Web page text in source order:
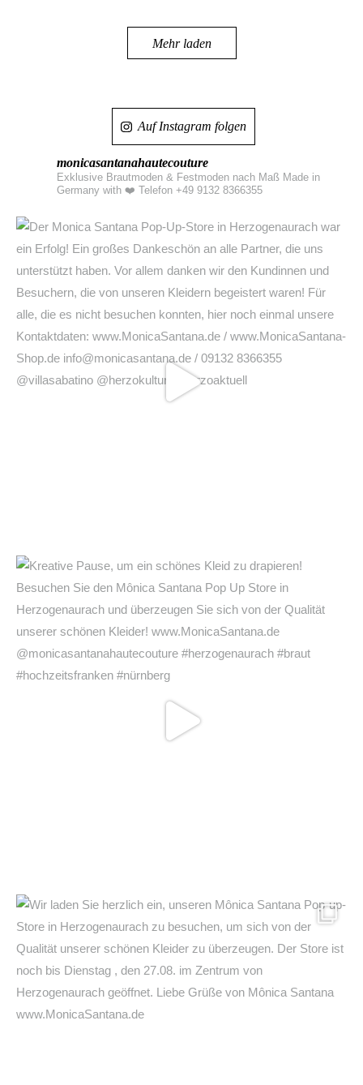
Mehr laden
Auf Instagram folgen
monicasantanahautecouture
Exklusive Brautmoden & Festmoden nach Maß Made in
Germany with ❤️ Telefon +49 9132 8366355